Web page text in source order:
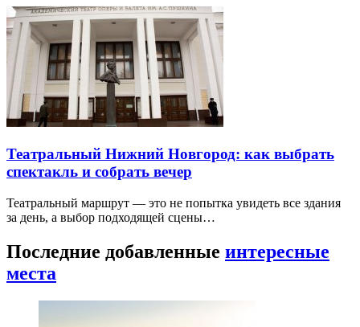
Театральный Нижний Новгород: как выбрать
спектакль и собрать вечер
Театральный маршрут — это не попытка увидеть все здания
за день, а выбор подходящей сцены…
Последние добавленные интересные
места